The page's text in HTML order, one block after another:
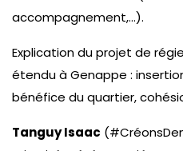
accompagnement,…).
Explication du projet de
étendu à Genappe :
bénéfice du quartier,
Tanguy Isaac